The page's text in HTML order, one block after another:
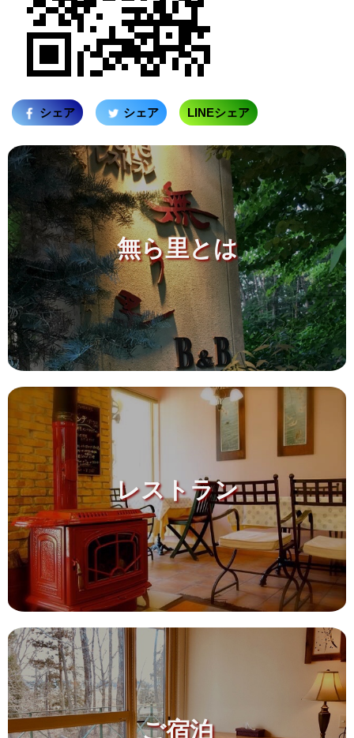
シェア シェア LINEシェア
無ら里とは
レストラン
ご宿泊